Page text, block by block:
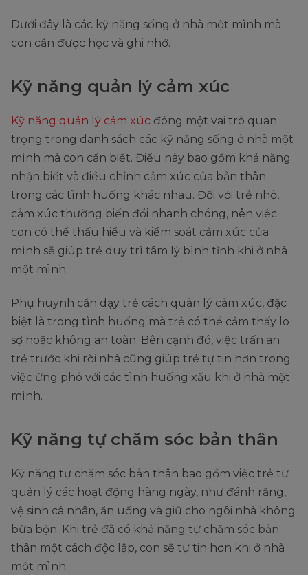
Dưới đây là các kỹ năng sống ở nhà một mình mà
con cần được học và ghi nhớ.
Kỹ năng quản lý cảm xúc
Kỹ năng quản lý cảm xúc đóng một vai trò quan
trọng trong danh sách các kỹ năng sống ở nhà một
mình mà con cần biết. Điều này bao gồm khả năng
nhận biết và điều chỉnh cảm xúc của bản thân
trong các tình huống khác nhau. Đối với trẻ nhỏ,
cảm xúc thường biến đổi nhanh chóng, nên việc
con có thể thấu hiểu và kiểm soát cảm xúc của
mình sẽ giúp trẻ duy trì tâm lý bình tĩnh khi ở nhà
một mình.
Phụ huynh cần dạy trẻ cách quản lý cảm xúc, đặc
biệt là trong tình huống mà trẻ có thể cảm thấy lo
sợ hoặc không an toàn. Bên cạnh đó, việc trấn an
trẻ trước khi rời nhà cũng giúp trẻ tự tin hơn trong
việc ứng phó với các tình huống xấu khi ở nhà một
mình.
Kỹ năng tự chăm sóc bản thân
Kỹ năng tự chăm sóc bản thân bao gồm việc trẻ tự
quản lý các hoạt động hàng ngày, như đánh răng,
vệ sinh cá nhân, ăn uống và giữ cho ngôi nhà không
bừa bộn. Khi trẻ đã có khả năng tự chăm sóc bản
thân một cách độc lập, con sẽ tự tin hơn khi ở nhà
một mình.